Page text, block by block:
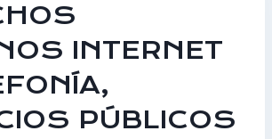
INTERNET
PÚBLICOS